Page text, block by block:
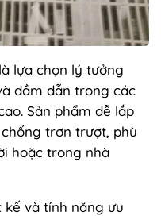
là lựa chọn lý tưởng
dầm dẫn trong các
Sản phẩm dễ lắp
trơn trượt, phù
hoặc trong nhà
và tính năng ưu